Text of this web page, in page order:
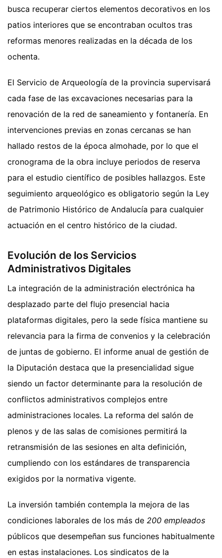
busca recuperar ciertos elementos decorativos en los
patios interiores que se encontraban ocultos tras
reformas menores realizadas en la década de los
ochenta.
El Servicio de Arqueología de la provincia supervisará
cada fase de las excavaciones necesarias para la
renovación de la red de saneamiento y fontanería. En
intervenciones previas en zonas cercanas se han
hallado restos de la época almohade, por lo que el
cronograma de la obra incluye periodos de reserva
para el estudio científico de posibles hallazgos. Este
seguimiento arqueológico es obligatorio según la Ley
de Patrimonio Histórico de Andalucía para cualquier
actuación en el centro histórico de la ciudad.
Evolución de los Servicios
Administrativos Digitales
La integración de la administración electrónica ha
desplazado parte del flujo presencial hacia
plataformas digitales, pero la sede física mantiene su
relevancia para la firma de convenios y la celebración
de juntas de gobierno. El informe anual de gestión de
la Diputación destaca que la presencialidad sigue
siendo un factor determinante para la resolución de
conflictos administrativos complejos entre
administraciones locales. La reforma del salón de
plenos y de las salas de comisiones permitirá la
retransmisión de las sesiones en alta definición,
cumpliendo con los estándares de transparencia
exigidos por la normativa vigente.
La inversión también contempla la mejora de las
condiciones laborales de los más de 200 empleados
públicos que desempeñan sus funciones habitualmente
en estas instalaciones. Los sindicatos de la